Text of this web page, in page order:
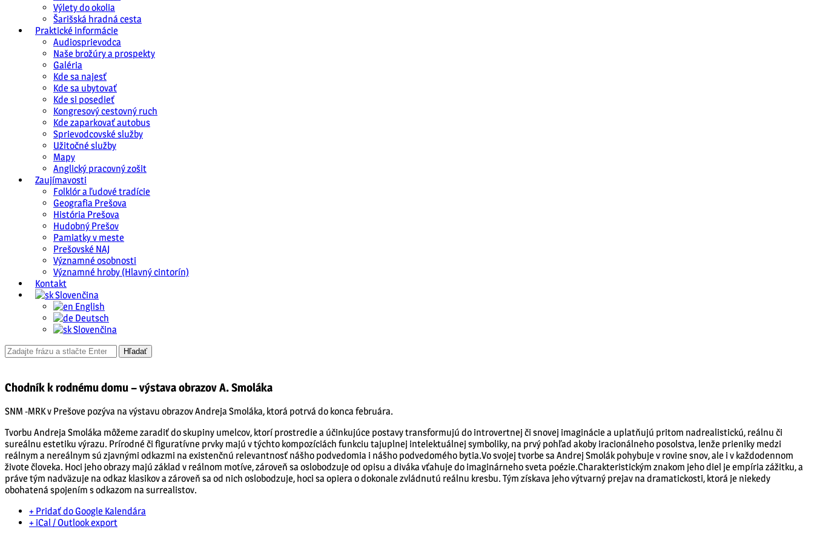
Výlety do okolia
Šarišská hradná cesta
Praktické informácie
Audiosprievodca
Naše brožúry a prospekty
Galéria
Kde sa najesť
Kde sa ubytovať
Kde si posedieť
Kongresový cestovný ruch
Kde zaparkovať autobus
Sprievodcovské služby
Užitočné služby
Mapy
Anglický pracovný zošit
Zaujímavosti
Folklór a ľudové tradície
Geografia Prešova
História Prešova
Hudobný Prešov
Pamiatky v meste
Prešovské NAJ
Významné osobnosti
Významné hroby (Hlavný cintorín)
Kontakt
Slovenčina
English
Deutsch
Slovenčina
Chodník k rodnému domu – výstava obrazov A. Smoláka
SNM -MRK v Prešove pozýva na výstavu obrazov Andreja Smoláka, ktorá potrvá do konca februára.
Tvorbu Andreja Smoláka môžeme zaradiť do skupiny umelcov, ktorí prostredie a účinkujúce postavy transformujú do introvertnej či snovej imaginácie a uplatňujú pritom nadrealistickú, reálnu či
sureálnu estetiku výrazu. Prírodné či figuratívne prvky majú v týchto kompozíciách funkciu tajuplnej intelektuálnej symboliky, na prvý pohľad akoby iracionálneho posolstva, lenže prieniky medzi
reálnym a nereálnym sú zjavnými odkazmi na existenčnú relevantnosť nášho podvedomia i nášho podvedomého bytia.Vo svojej tvorbe sa Andrej Smolák pohybuje v rovine snov, ale i v každodennom
živote človeka. Hoci jeho obrazy majú základ v reálnom motíve, zároveň sa oslobodzuje od opisu a diváka vťahuje do imaginárneho sveta poézie.Charakteristickým znakom jeho diel je empíria zážitku, a
práve tým nadväzuje na odkaz klasikov a zároveň sa od nich oslobodzuje, hoci sa opiera o dokonale zvládnutú reálnu kresbu. Tým získava jeho výtvarný prejav na dramatickosti, ktorá je niekedy
obohatená spojením s odkazom na surrealistov.
+ Pridať do Google Kalendára
+ iCal / Outlook export